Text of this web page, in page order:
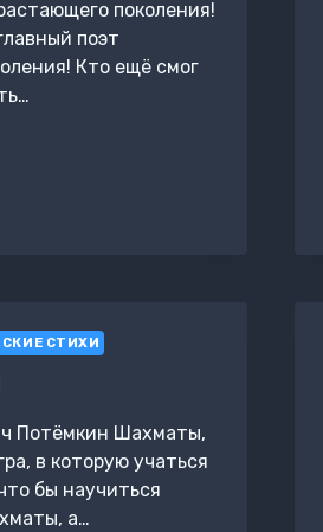
поколения!
поэт
Кто ещё смог
СТИХИ
Потёмкин Шахматы,
в которую учаться
бы научиться
а…